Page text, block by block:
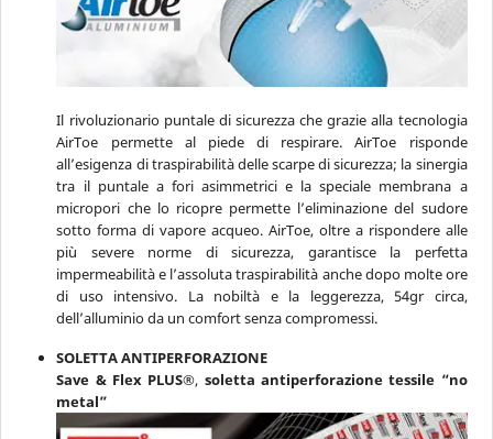
Il rivoluzionario puntale di sicurezza che grazie alla tecnologia
AirToe permette al piede di respirare. AirToe risponde
all’esigenza di traspirabilità delle scarpe di sicurezza; la sinergia
tra il puntale a fori asimmetrici e la speciale membrana a
micropori che lo ricopre permette l’eliminazione del sudore
sotto forma di vapore acqueo. AirToe, oltre a rispondere alle
più severe norme di sicurezza, garantisce la perfetta
impermeabilità e l’assoluta traspirabilità anche dopo molte ore
di uso intensivo. La nobiltà e la leggerezza, 54gr circa,
dell’alluminio da un comfort senza compromessi.
SOLETTA ANTIPERFORAZIONE
Save & Flex PLUS®, soletta antiperforazione tessile “no
metal”